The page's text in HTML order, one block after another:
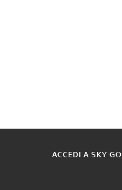
ACCEDI A SKY GO